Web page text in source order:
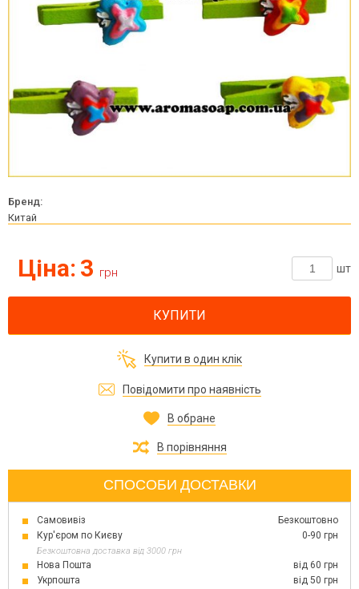
Бренд:
Китай
Ціна: 3 грн шт
КУПИТИ
Купити в один клік
Повідомити про наявність
В обране
В порівняння
СПОСОБИ ДОСТАВКИ
Самовивіз
Безкоштовно
Кур'єром по Києву
0-90 грн
Безкоштовна доставка від 3000 грн
Нова Пошта
від 60 грн
Укрпошта
від 50 грн